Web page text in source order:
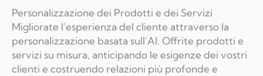
Personalizzazione dei Prodotti e dei Servizi
Migliorate l’esperienza del cliente attraverso la
personalizzazione basata sull’AI. Offrite prodotti e
servizi su misura, anticipando le esigenze dei vostri
clienti e costruendo relazioni più profonde e